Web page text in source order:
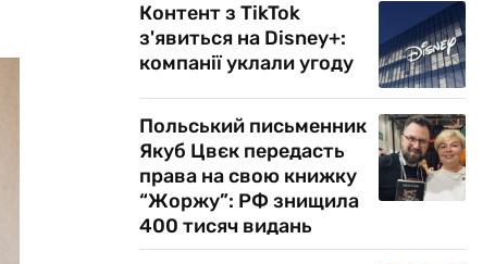
Контент з TikTok
з'явиться на Disney+:
компанії уклали угоду
Польський письменник
Якуб Цвєк передасть
права на свою книжку
“Жоржу”: РФ знищила
400 тисяч видань